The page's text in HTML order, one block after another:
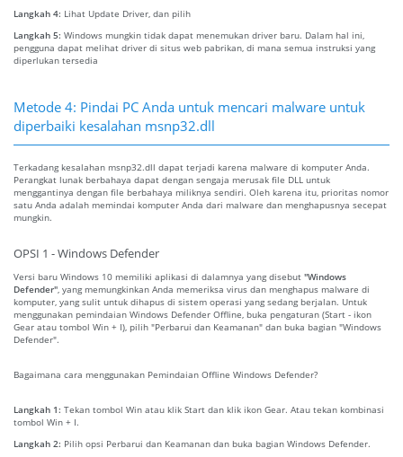
Langkah 4: Lihat Update Driver, dan pilih
Langkah 5: Windows mungkin tidak dapat menemukan driver baru. Dalam hal ini,
pengguna dapat melihat driver di situs web pabrikan, di mana semua instruksi yang
diperlukan tersedia
Metode 4: Pindai PC Anda untuk mencari malware untuk
diperbaiki kesalahan msnp32.dll
Terkadang kesalahan msnp32.dll dapat terjadi karena malware di komputer Anda.
Perangkat lunak berbahaya dapat dengan sengaja merusak file DLL untuk
menggantinya dengan file berbahaya miliknya sendiri. Oleh karena itu, prioritas nomor
satu Anda adalah memindai komputer Anda dari malware dan menghapusnya secepat
mungkin.
OPSI 1 - Windows Defender
Versi baru Windows 10 memiliki aplikasi di dalamnya yang disebut "Windows
Defender" , yang memungkinkan Anda memeriksa virus dan menghapus malware di
komputer, yang sulit untuk dihapus di sistem operasi yang sedang berjalan. Untuk
menggunakan pemindaian Windows Defender Offline, buka pengaturan (Start - ikon
Gear atau tombol Win + I), pilih "Perbarui dan Keamanan" dan buka bagian "Windows
Defender".
Bagaimana cara menggunakan Pemindaian Offline Windows Defender?
Langkah 1: Tekan tombol Win atau klik Start dan klik ikon Gear. Atau tekan kombinasi
tombol Win + I.
Langkah 2: Pilih opsi Perbarui dan Keamanan dan buka bagian Windows Defender.